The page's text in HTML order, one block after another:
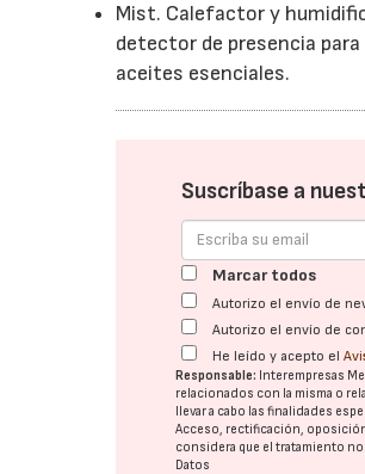
Mist. Calefactor y
detector de presencia
aceites esenciales.
Suscríbase a
Marcar todos
Autorizo el envío de
Autorizo el envío de
He leído y acepto el
Responsable: Interempresas
relacionados con la misma o
llevar a cabo las finalidades
Acceso, rectificación,
considera que el tratamiento
Datos